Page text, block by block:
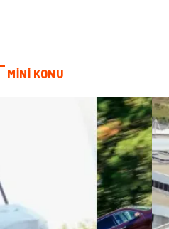
MİNİ KONU